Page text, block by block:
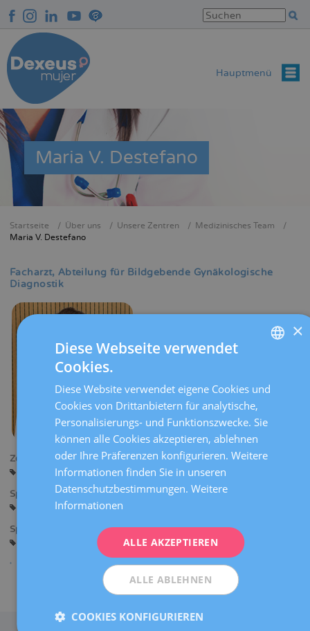
zum
Inhalt
Hauptmenü
Maria V. Destefano
Breadcrumb
Startseite Über uns Unsere Zentren
Medizinisches Team
Maria V. Destefano
Facharzt Abteilung für Bildgebende Gynäkologische
Diagnostik
Zentren:
Barcelona
Sprachen:
Spanisch
Englisch
Italienisch
Spezialitäten:
Gynäkologische bildgebende Diagnoseverfahren
CATALÀ
DEUTSCH
×
Diese Webseite verwendet
Cookies.
Diese Website verwendet eigene Cookies und
Cookies von Drittanbietern für analytische,
Personalisierungs- und Funktionszwecke. Sie
können alle Cookies akzeptieren, ablehnen
oder Ihre Präferenzen konfigurieren. Weitere
Informationen finden Sie in unseren
Datenschutzbestimmungen. Weitere
Informationen
ALLE AKZEPTIEREN
ALLE ABLEHNEN
COOKIES KONFIGURIEREN